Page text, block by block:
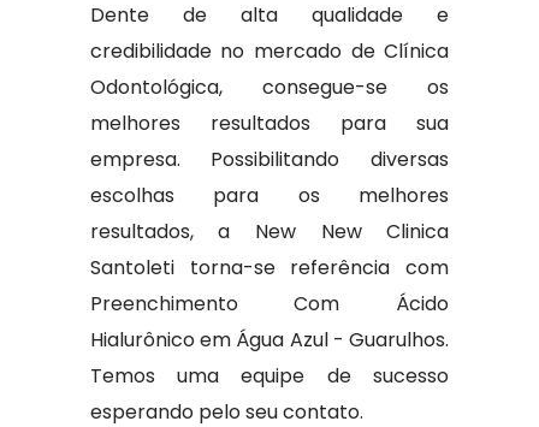
Dente de alta qualidade e
credibilidade no mercado de Clínica
Odontológica, consegue-se os
melhores resultados para sua
empresa. Possibilitando diversas
escolhas para os melhores
resultados, a New New Clinica
Santoleti torna-se referência com
Preenchimento Com Ácido
Hialurônico em Água Azul - Guarulhos.
Temos uma equipe de sucesso
esperando pelo seu contato.